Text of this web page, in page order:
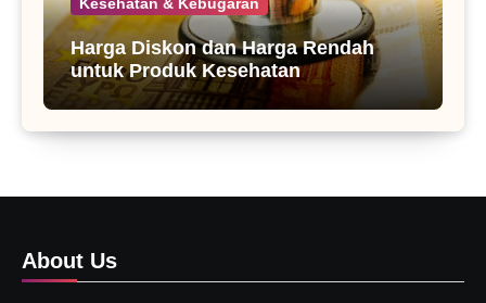
Harga Diskon dan Harga Rendah
untuk Produk Kesehatan
About Us